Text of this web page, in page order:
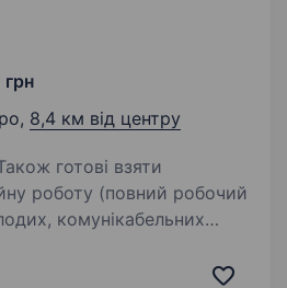
8,4 км від центру
готові взяти
комунікабельних
2/2, або іншим, який буде